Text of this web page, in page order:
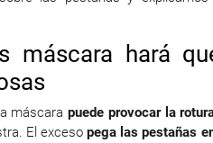
máscara hará
máscarapuede provocar la
El excesopega las pestañas